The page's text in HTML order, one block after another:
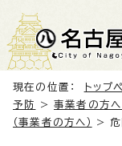
現在の位置： トップ
予防
>事業者の方へ
（事業者の方へ）
> 危